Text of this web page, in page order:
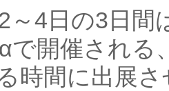
～4日の3日間
で開催される
時間に出展